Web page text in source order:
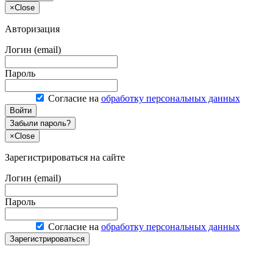
×Close
Авторизация
Логин (email)
Пароль
Согласие на обработку персональных данных
Войти
Забыли пароль?
×Close
Зарегистрироваться на сайте
Логин (email)
Пароль
Согласие на обработку персональных данных
Зарегистрироваться